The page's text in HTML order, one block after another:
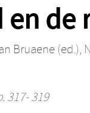
de
Bruaene
317- 319